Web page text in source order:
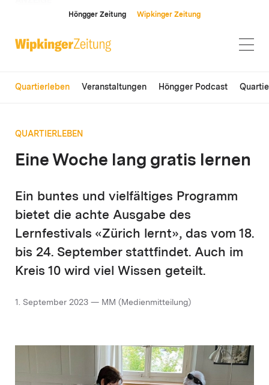
Höngger Zeitung Wipkinger Zeitung
Quartierleben Veranstaltungen Höngger Podcast
QUARTIERLEBEN
Eine Woche lang gratis lernen
Ein buntes und vielfältiges Programm
bietet die achte Ausgabe des
Lernfestivals «Zürich lernt», das vom 18.
bis 24. September stattfindet. Auch im
Kreis 10 wird viel Wissen geteilt.
1. September 2023 — MM (Medienmitteilung)